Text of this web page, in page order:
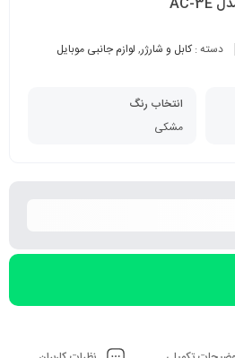
دسته :کابل و شارژر, لوازم جانبی موبایل
انتخاب رنگ
مشکی